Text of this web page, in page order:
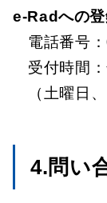
e-Radへの
電話番号
受付時間
（土曜日
4.問い